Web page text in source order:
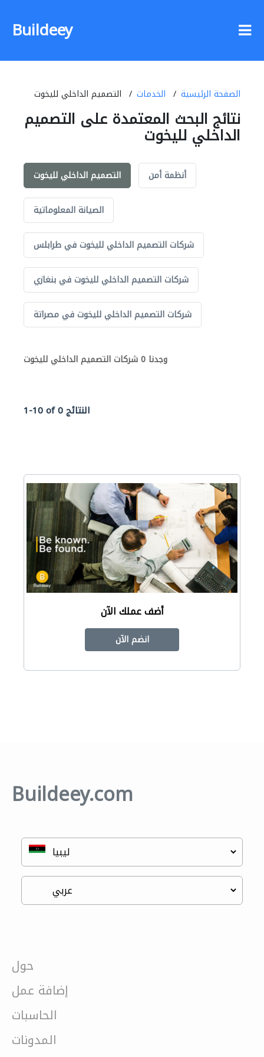
Buildeey
الصفحة الرئيسية الخدمات التصميم الداخلي لليخوت
نتائج البحث المعتمدة على التصميم
الداخلي لليخوت
التصميم الداخلي لليخوت أنظمة أمن
الصيانة المعلوماتية
شركات التصميم الداخلي لليخوت في طرابلس
شركات التصميم الداخلي لليخوت في بنغازي
شركات التصميم الداخلي لليخوت في مصراتة
وجدنا 0 شركات التصميم الداخلي لليخوت
1-10 of 0 النتائج
أضف عملك الآن
انضم الآن
Buildeey.com
حول
إضافة عمل
الحاسبات
المدونات